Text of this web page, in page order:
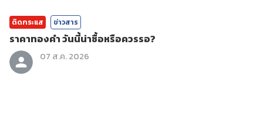
ติดกระแส ข่าวสาร
ราคาทองคํา วันนี้น่าซื้อหรือควรรอ?
07 ส.ค. 2026